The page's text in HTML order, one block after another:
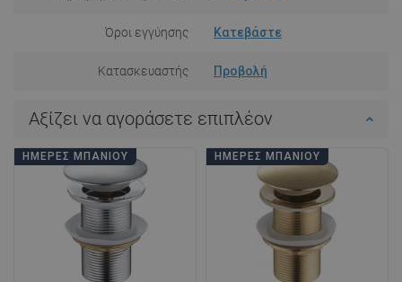
Όροι εγγύησης Κατεβάστε
Κατασκευαστής Προβολή
Αξίζει να αγοράσετε επιπλέον
ΗΜΈΡΕΣ ΜΠΆΝΙΟΥ ΗΜΈΡΕΣ ΜΠΆΝΙΟΥ